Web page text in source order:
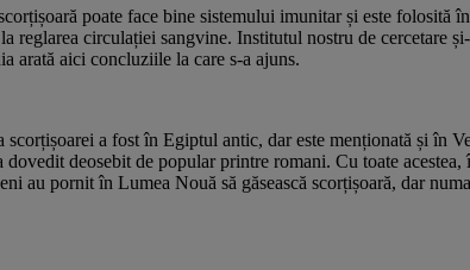
poate face bine sistemului imunitar și este
reglarea circulației sangvine. Institutul nostru de cercetare
arată aici concluziile la care s-a ajuns.
scorțișoarei a fost în Egiptul antic, dar este menționată și în
dovedit deosebit de popular printre romani. Cu toate
au pornit în Lumea Nouă să găsească scorțișoară, dar